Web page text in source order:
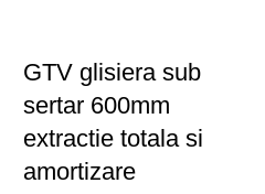
GTV glisiera sub
sertar 600mm
extractie totala si
amortizare